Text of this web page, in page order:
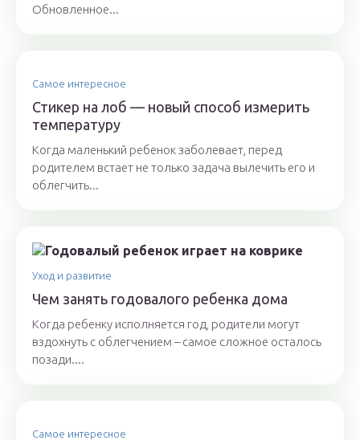
Обновленное...
Самое интересное
Стикер на лоб — новый способ измерить
температуру
Когда маленький ребенок заболевает, перед
родителем встает не только задача вылечить его и
облегчить...
Уход и развитие
Чем занять годовалого ребенка дома
Когда ребенку исполняется год, родители могут
вздохнуть с облегчением – самое сложное осталось
позади....
Самое интересное